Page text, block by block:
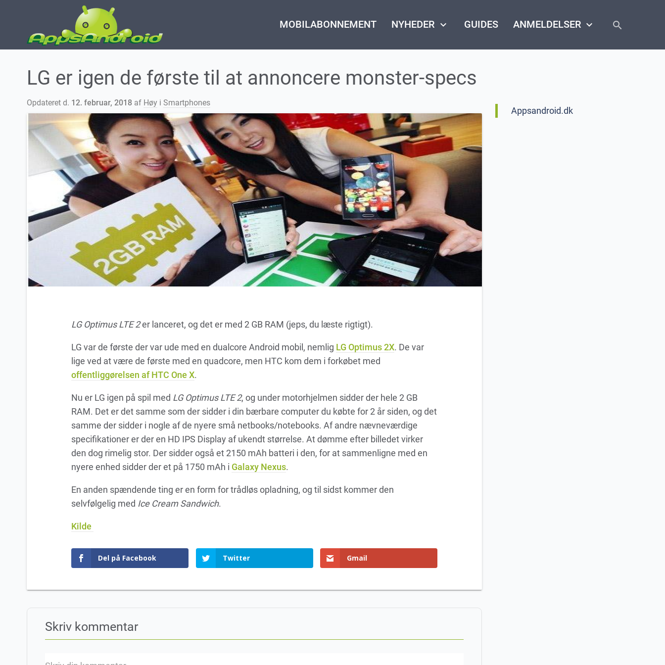
MOBILABONNEMENT NYHEDER keyboard_arrow_down GUIDES ANMELDELSER keyboard_arrow_down search
close
LG er igen de første til at annoncere monster-specs
Opdateret d. 12. februar, 2018af Høyi Smartphones
LG Optimus LTE 2er lanceret, og det er med 2 GB RAM (jeps, du læste rigtigt).
LG var de første der var ude med en dualcore Android mobil, nemlig LG Optimus 2X. De var
lige ved at være de første med en quadcore, men HTC kom dem i forkøbet med
offentliggørelsen af HTC One X.
Nu er LG igen på spil med LG Optimus LTE 2, og under motorhjelmen sidder der hele 2 GB
RAM. Det er det samme som der sidder i din bærbare computer du købte for 2 år siden, og det
samme der sidder i nogle af de nyere små netbooks/notebooks. Af andre nævneværdige
specifikationer er der en HD IPS Display af ukendt størrelse. At dømme efter billedet virker
den dog rimelig stor. Der sidder også et 2150 mAh batteri i den, for at sammenligne med en
nyere enhed sidder der et på 1750 mAh i Galaxy Nexus.
En anden spændende ting er en form for trådløs opladning, og til sidst kommer den
selvfølgelig med Ice Cream Sandwich.
Kilde
Del på Facebook Twitter Gmail
Skriv kommentar
Appsandroid.dk